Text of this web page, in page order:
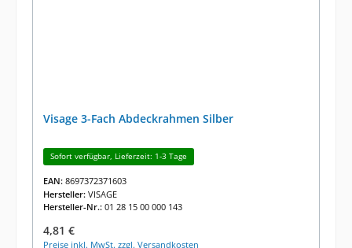
Visage 3-Fach Abdeckrahmen Silber
Sofort verfügbar, Lieferzeit: 1-3 Tage
EAN: 8697372371603
Hersteller: VISAGE
Hersteller-Nr.: 01 28 15 00 000 143
Regulärer Preis:
4,81 €
Preise inkl. MwSt. zzgl. Versandkosten